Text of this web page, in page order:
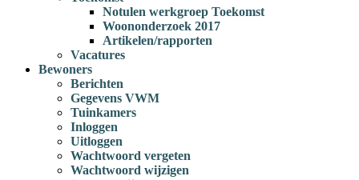
Notulen werkgroep Toekomst
Woononderzoek 2017
Artikelen/rapporten
Vacatures
Bewoners
Berichten
Gegevens VWM
Tuinkamers
Inloggen
Uitloggen
Wachtwoord vergeten
Wachtwoord wijzigen